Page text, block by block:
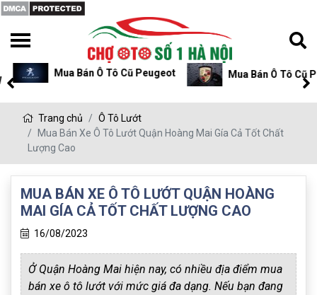
Mua Bán Ô Tô Cũ Peugeot Mua Bán Ô Tô Cũ
Trang chủ
Ô Tô Lướt
Mua Bán Xe Ô Tô Lướt Quận Hoàng Mai Gía Cả Tốt Chất
Lượng Cao
MUA BÁN XE Ô TÔ LƯỚT QUẬN HOÀNG
MAI GÍA CẢ TỐT CHẤT LƯỢNG CAO
16/08/2023
Ở Quận Hoàng Mai hiện nay, có nhiều địa điểm mua
bán xe ô tô lướt với mức giá đa dạng. Nếu bạn đang